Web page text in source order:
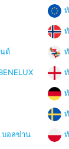
ด์
บอลข่าน